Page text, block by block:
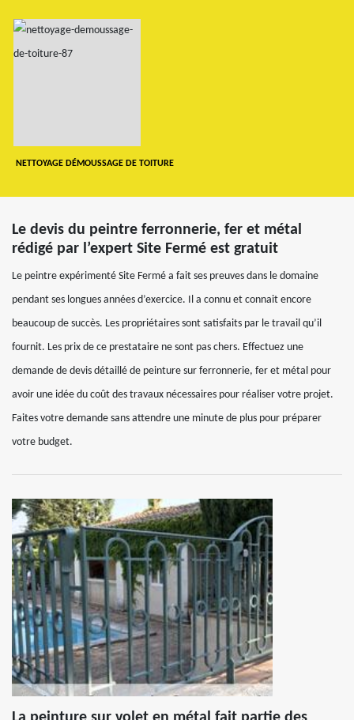
NETTOYAGE DÉMOUSSAGE DE TOITURE
Le devis du peintre ferronnerie, fer et métal
rédigé par l’expert Site Fermé est gratuit
Le peintre expérimenté Site Fermé a fait ses preuves dans le domaine
pendant ses longues années d’exercice. Il a connu et connait encore
beaucoup de succès. Les propriétaires sont satisfaits par le travail qu’il
fournit. Les prix de ce prestataire ne sont pas chers. Effectuez une
demande de devis détaillé de peinture sur ferronnerie, fer et métal pour
avoir une idée du coût des travaux nécessaires pour réaliser votre projet.
Faites votre demande sans attendre une minute de plus pour préparer
votre budget.